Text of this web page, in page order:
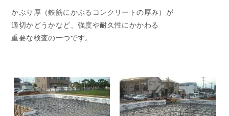
デザインへのこだわり
家づくりの流れ
リフォームの流れ
よくあるご質問
イベント情報
かぶり厚（鉄筋にかぶるコンクリートの厚み）が
適切かどうかなど、強度や耐久性にかかわる
重要な検査の一つです。